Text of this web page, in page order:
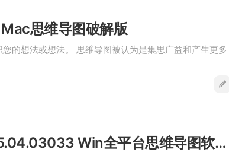
思维导图破解版
的想法或想法。 思维导图被认为是集思广益和产生更多
Xmind 2024 v25.04.03033 Win全平台思维导图软件破解版